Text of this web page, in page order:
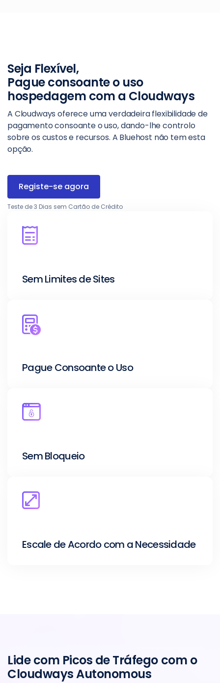
Sem Limites de Sites
Pague Consoante o Uso
Sem Bloqueio
Escale de Acordo com a Necessidade
Seja Flexível,
Pague consoante o uso
hospedagem com a Cloudways
A Cloudways oferece uma verdadeira flexibilidade de
pagamento consoante o uso, dando-lhe controlo
sobre os custos e recursos. A Bluehost não tem esta
opção.
Registe-se agora
Teste de 3 Dias sem Cartão de Crédito
Lide com Picos de Tráfego com o
Cloudways Autonomous